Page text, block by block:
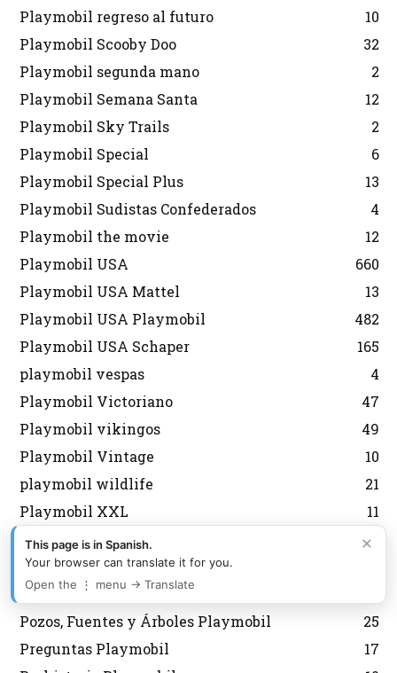
Playmobil regreso al futuro
10
Playmobil Scooby Doo
32
Playmobil segunda mano
2
Playmobil Semana Santa
12
Playmobil Sky Trails
2
Playmobil Special
6
Playmobil Special Plus
13
Playmobil Sudistas Confederados
4
Playmobil the movie
12
Playmobil USA
660
Playmobil USA Mattel
13
Playmobil USA Playmobil
482
Playmobil USA Schaper
165
playmobil vespas
4
Playmobil Victoriano
47
Playmobil vikingos
49
Playmobil Vintage
10
playmobil wildlife
21
Playmobil XXL
11
Policias Playmobil
389
PopStars y Música Playmobil
Porsche Playmobil
Pozos, Fuentes y Árboles Playmobil
25
Preguntas Playmobil
17
×
This page is in Spanish.
Your browser can translate it for you.
Open the ⋮ menu → Translate